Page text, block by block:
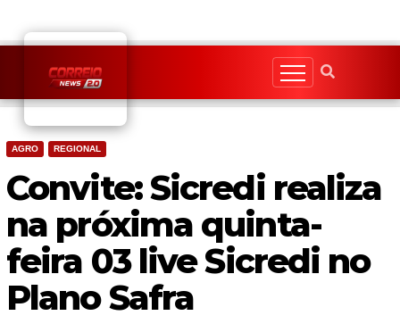
content
AGRO REGIONAL
Convite: Sicredi realiza
na próxima quinta-
feira 03 live Sicredi no
Plano Safra